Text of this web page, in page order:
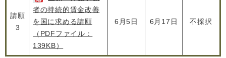
請願
3
者の持続的賃金改善
を国に求める請願
（PDFファイル：
139KB）
6月5日 6月17日 不採択